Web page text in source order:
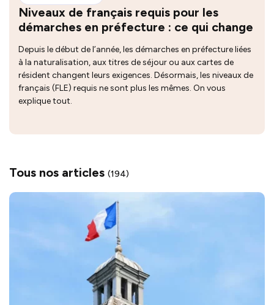
Niveaux de français requis pour les
démarches en préfecture : ce qui change
Depuis le début de l’année, les démarches en préfecture liées
à la naturalisation, aux titres de séjour ou aux cartes de
résident changent leurs exigences. Désormais, les niveaux de
français (FLE) requis ne sont plus les mêmes. On vous
explique tout.
Tous nos articles (194)